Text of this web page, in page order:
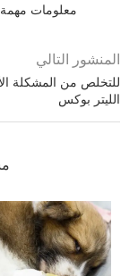
معلومات مهمة
المنشور التالي
الليتر بوكس